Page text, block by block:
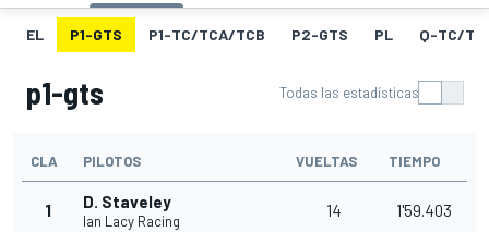
EL P1-GTS P1-TC/TCA/TCB P2-GTS PL Q-TC/
p1-gts Todas las estadísticas
CLA PILOTOS VUELTAS TIEMPO
1 D. Staveley
Ian Lacy Racing
14 1'59.403